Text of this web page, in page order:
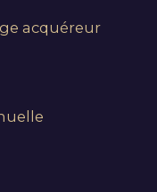
acquéreur